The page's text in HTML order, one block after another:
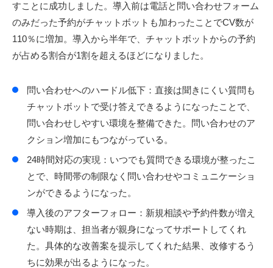
すことに成功しました。導入前は電話と問い合わせフォーム
のみだった予約がチャットボットも加わったことでCV数が
110％に増加。導入から半年で、チャットボットからの予約
が占める割合が1割を超えるほどになりました。
問い合わせへのハードル低下：直接は聞きにくい質問も
チャットボットで受け答えできるようになったことで、
問い合わせしやすい環境を整備できた。問い合わせのア
クション増加にもつながっている。
24時間対応の実現：いつでも質問できる環境が整ったこ
とで、時間帯の制限なく問い合わせやコミュニケーショ
ンができるようになった。
導入後のアフターフォロー：新規相談や予約件数が増え
ない時期は、担当者が親身になってサポートしてくれ
た。具体的な改善案を提示してくれた結果、改修するう
ちに効果が出るようになった。